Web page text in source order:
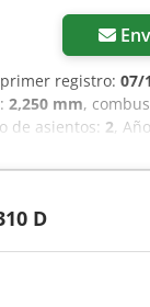
registro: 07/
2,250 mm,
de asientos: 2,
kg
D